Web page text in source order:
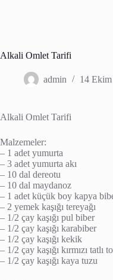
Alkali Omlet Tarifi
admin 14
Alkali Omlet Tarifi
Malzemeler:
– 1 adet yumurta
– 3 adet yumurta akı
– 10 dal dereotu
– 10 dal maydanoz
– 1 adet küçük boy kapya
– 2 yemek kaşığı tereyağı
– 1/2 çay kaşığı pul biber
– 1/2 çay kaşığı karabiber
– 1/2 çay kaşığı kekik
– 1/2 çay kaşığı kırmızı tatlı
– 1/2 çay kaşığı kaya tuzu